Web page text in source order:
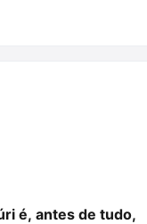
é, antes de tudo,